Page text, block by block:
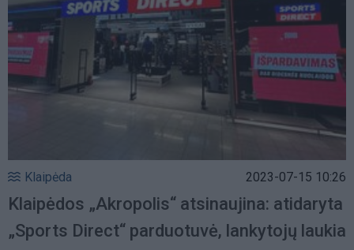
Klaipėda 2023-07-15 10:26
Klaipėdos „Akropolis“ atsinaujina: atidaryta
„Sports Direct“ parduotuvė, lankytojų laukia